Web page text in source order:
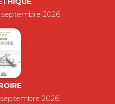
septembre 2026
septembre 2026